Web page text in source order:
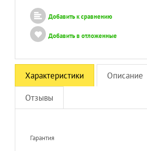
Добавить к сравнению
Добавить в отложенные
Характеристики Описание
Отзывы
Гарантия